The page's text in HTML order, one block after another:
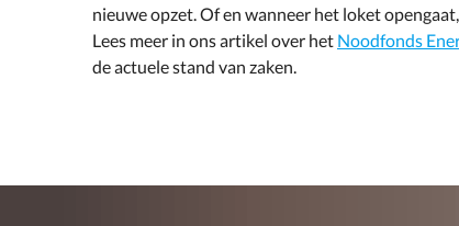
nieuwe opzet. Of en wanneer het loket
Lees meer in ons artikel over het Noodfonds
de actuele stand van zaken.